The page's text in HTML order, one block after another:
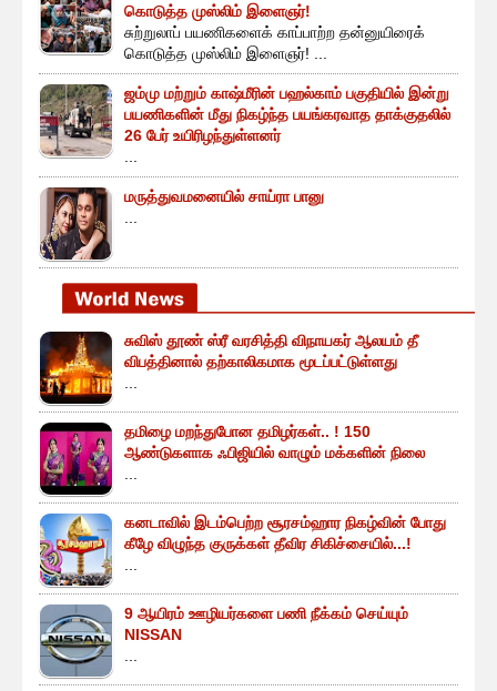
கொடுத்த முஸ்லிம் இளைஞர்!
சுற்றுலாப் பயணிகளைக் காப்பாற்ற தன்னுயிரைக்
கொடுத்த முஸ்லிம் இளைஞர்! ...
ஜம்மு மற்றும் காஷ்மீரின் பஹல்காம் பகுதியில் இன்று
பயணிகளின் மீது நிகழ்ந்த பயங்கரவாத தாக்குதலில்
26 பேர் உயிரிழந்துள்ளனர்
மருத்துவமனையில் சாய்ரா பானு
சுவிஸ் தூண் ஸ்ரீ வரசித்தி விநாயகர் ஆலயம் தீ
விபத்தினால் தற்காலிகமாக மூடப்பட்டுள்ளது
தமிழை மறந்துபோன தமிழர்கள்.. ! 150
ஆண்டுகளாக ஃபிஜியில் வாழும் மக்களின் நிலை
கனடாவில் இடம்பெற்ற சூரசம்ஹார நிகழ்வின் போது
கீழே விழுந்த குருக்கள் தீவிர சிகிச்சையில்...!
9 ஆயிரம் ஊழியர்களை பணி நீக்கம் செய்யும்
NISSAN